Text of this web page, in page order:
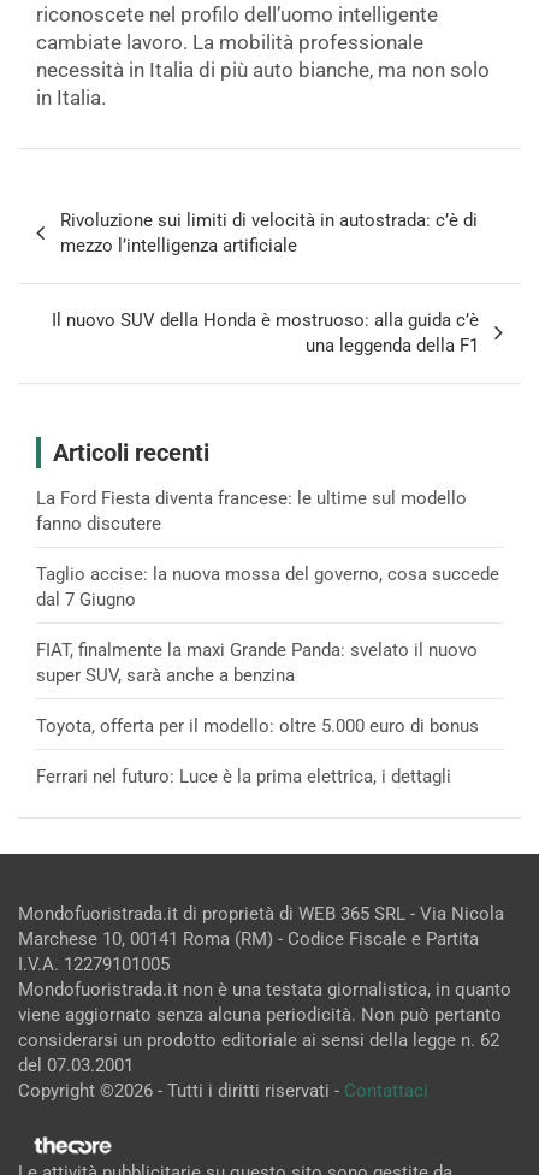
riconoscete nel profilo dell’uomo intelligente
cambiate lavoro. La mobilità professionale
necessità in Italia di più auto bianche, ma non solo
in Italia.
articoli
Rivoluzione sui limiti di velocità in autostrada: c’è di
mezzo l’intelligenza artificiale
Il nuovo SUV della Honda è mostruoso: alla guida c’è
una leggenda della F1
Articoli recenti
La Ford Fiesta diventa francese: le ultime sul modello
fanno discutere
Taglio accise: la nuova mossa del governo, cosa succede
dal 7 Giugno
FIAT, finalmente la maxi Grande Panda: svelato il nuovo
super SUV, sarà anche a benzina
Toyota, offerta per il modello: oltre 5.000 euro di bonus
Ferrari nel futuro: Luce è la prima elettrica, i dettagli
Mondofuoristrada.it di proprietà di WEB 365 SRL - Via Nicola
Marchese 10, 00141 Roma (RM) - Codice Fiscale e Partita
I.V.A. 12279101005
Mondofuoristrada.it non è una testata giornalistica, in quanto
viene aggiornato senza alcuna periodicità. Non può pertanto
considerarsi un prodotto editoriale ai sensi della legge n. 62
del 07.03.2001
Copyright ©2026 - Tutti i diritti riservati - Contattaci